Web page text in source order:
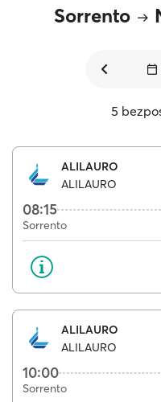
Sorrento
5
ALILAURO
ALILAURO
08:15
Sorrento
ALILAURO
ALILAURO
10:00
Sorrento